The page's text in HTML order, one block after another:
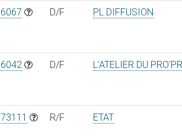
6067 D/F PL DIFFUSION
6042 D/F L'ATELIER DU
73111 R/F ETAT